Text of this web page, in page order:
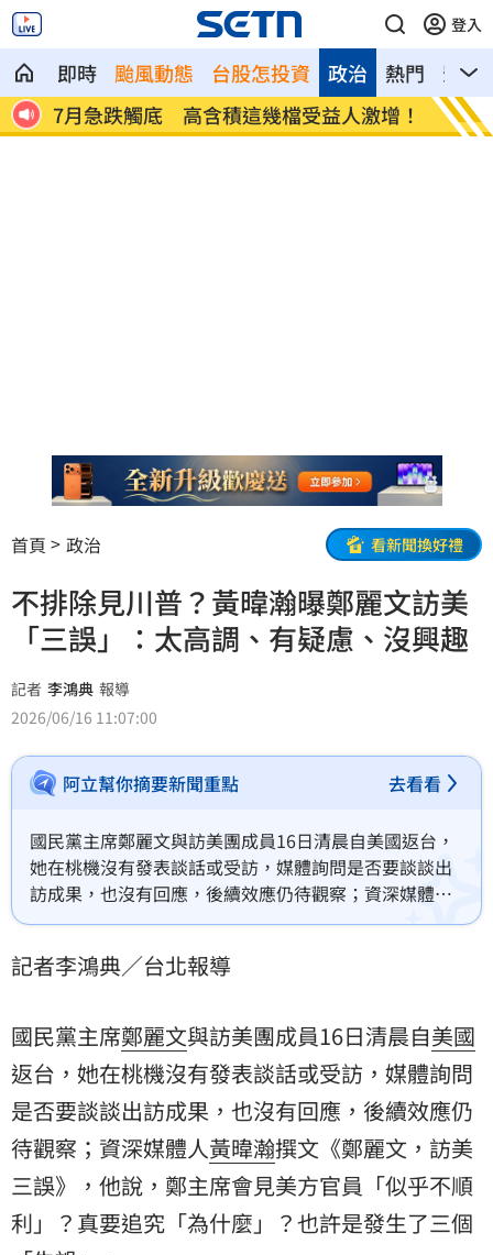
登入
即時 颱風動態 台股怎投資 熱門 影音
政治
7月急跌觸底 高含積這幾檔受益人激增！
白海
曝
首頁 政治 看新聞換好禮
不排除見川普？黃暐瀚曝鄭麗文訪美
「三誤」：太高調、有疑慮、沒興趣
記者 李鴻典 報導
2026/06/16 11:07:00
阿立幫你摘要新聞重點 去看看
國民黨主席鄭麗文與訪美團成員16日清晨自美國返台，
她在桃機沒有發表談話或受訪，媒體詢問是否要談談出
訪成果，也沒有回應，後續效應仍待觀察；資深媒體人
黃暐瀚撰文《鄭麗文，訪美三誤》，他說，鄭主席會見
是發生了三個「失誤」。
記者李鴻典／台北報導
國民黨主席鄭麗文與訪美團成員16日清晨自美國
返台，她在桃機沒有發表談話或受訪，媒體詢問
是否要談談出訪成果，也沒有回應，後續效應仍
待觀察；資深媒體人黃暐瀚撰文《鄭麗文，訪美
三誤》，他說，鄭主席會見美方官員「似乎不順
利」？真要追究「為什麼」？也許是發生了三個